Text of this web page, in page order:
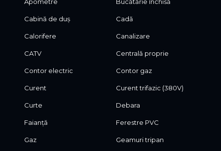
Cabină de duș Cadă
Calorifere Canalizare
CATV Centrală proprie
Contor electric Contor gaz
Curent Curent trifazic (380V)
Curte Debara
Faianță Ferestre PVC
Gaz Geamuri tripan